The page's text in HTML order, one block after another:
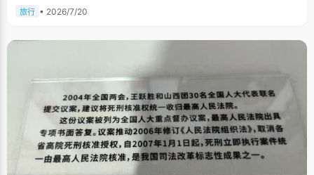
旅行 • 2026/7/20